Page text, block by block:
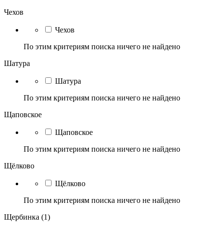
Чехов
Чехов
По этим критериям поиска ничего не найдено
Шатура
Шатура
По этим критериям поиска ничего не найдено
Щаповское
Щаповское
По этим критериям поиска ничего не найдено
Щёлково
Щёлково
По этим критериям поиска ничего не найдено
Щербинка (1)